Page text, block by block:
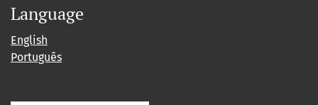
Language
English
Português